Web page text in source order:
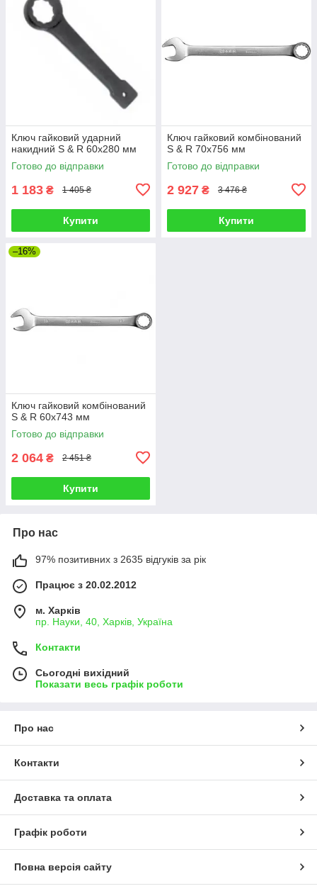
Ключ гайковий ударний
накидний S & R 60х280 мм
Готово до відправки
1 183 ₴ 1 405 ₴
Купити
Ключ гайковий комбінований
S & R 70х756 мм
Готово до відправки
2 927 ₴ 3 476 ₴
Купити
–16%
Ключ гайковий комбінований
S & R 60х743 мм
Готово до відправки
2 064 ₴ 2 451 ₴
Купити
Про нас
97% позитивних з 2635 відгуків за рік
Працює з 20.02.2012
м. Харків
пр. Науки, 40, Харків, Україна
Контакти
Сьогодні вихідний
Показати весь графік роботи
Про нас
Контакти
Доставка та оплата
Графік роботи
Повна версія сайту